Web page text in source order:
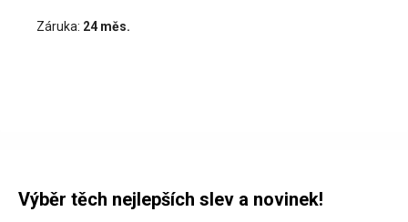
Záruka: 24 měs.
Výběr těch nejlepších slev a novinek!